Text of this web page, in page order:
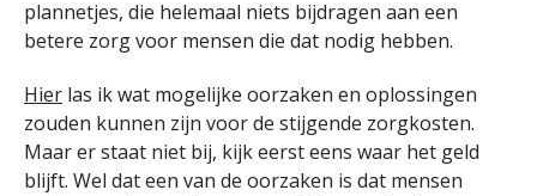
plannetjes, die helemaal niets bijdragen aan een
betere zorg voor mensen die dat nodig hebben.
Hier las ik wat mogelijke oorzaken en oplossingen
zouden kunnen zijn voor de stijgende zorgkosten.
Maar er staat niet bij, kijk eerst eens waar het geld
blijft. Wel dat een van de oorzaken is dat mensen